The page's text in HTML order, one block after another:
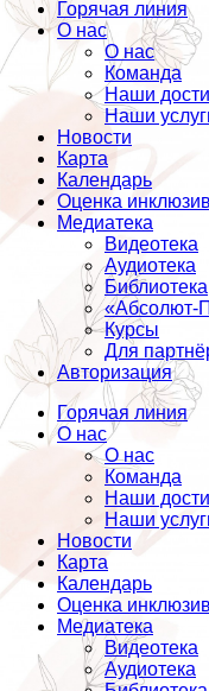
Горячая линия
О нас
О нас
Команда
Наши
Наши
Новости
Карта
Календарь
Оценка
Медиатека
Видеотека
Аудиотека
Библиотека
«Абсолют-
Курсы
Для
Авторизация
Горячая линия
О нас
О нас
Команда
Наши
Наши
Новости
Карта
Календарь
Оценка
Медиатека
Видеотека
Аудиотека